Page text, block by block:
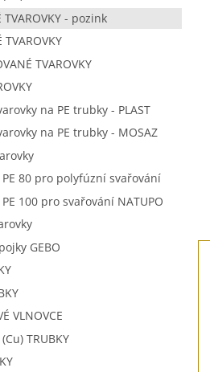
TVAROVKY - pozink
TVAROVKY
TVAROVKY
na PE trubky - PLAST
na PE trubky - MOSAZ
PE 80 pro polyfúzní svařování
100 pro svařování NATUPO
GEBO
VLNOVCE
TRUBKY